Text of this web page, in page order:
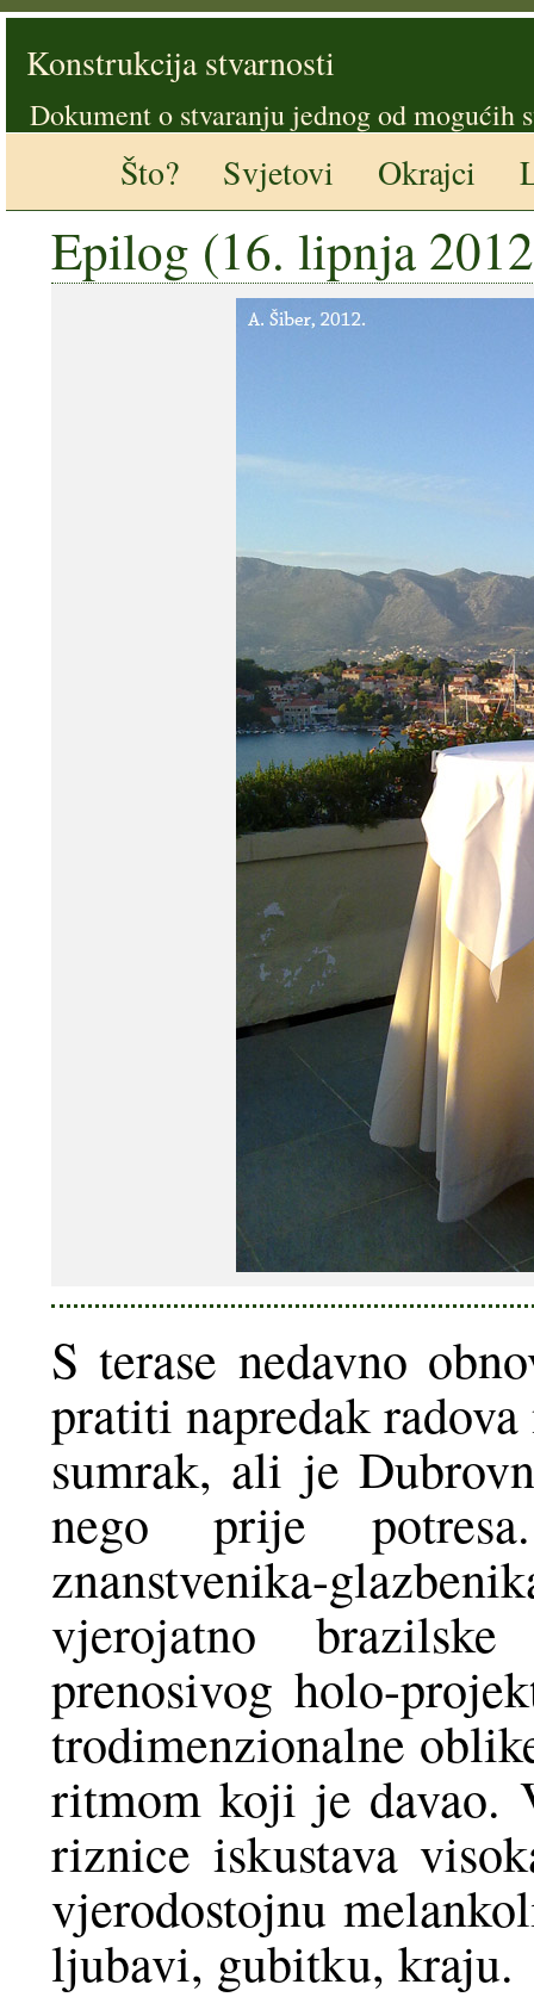
Konstrukcija stvarnosti
Dokument o stvaranju jednog od mogućih
Što? Svjetovi Okrajci
Epilog (16. lipnja
S terase nedavno
pratiti napredak
sumrak, ali je
nego prije
znanstvenika-
vjerojatno
prenosivog holo-
trodimenzionalne
ritmom koji je davao.
riznice iskustava
vjerodostojnu
ljubavi, gubitku, kraju.